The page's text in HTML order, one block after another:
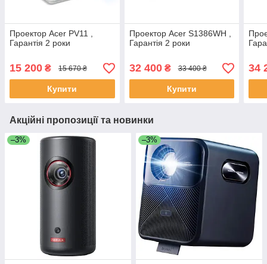
Проектор Acer PV11 ,
Гарантія 2 роки
15 200 ₴ 15 670 ₴
Купити
Проектор Acer S1386WH ,
Гарантія 2 роки
32 400₴ 33 400 ₴
Купити
34
Акційні пропозиції та новинки
–3% –3%